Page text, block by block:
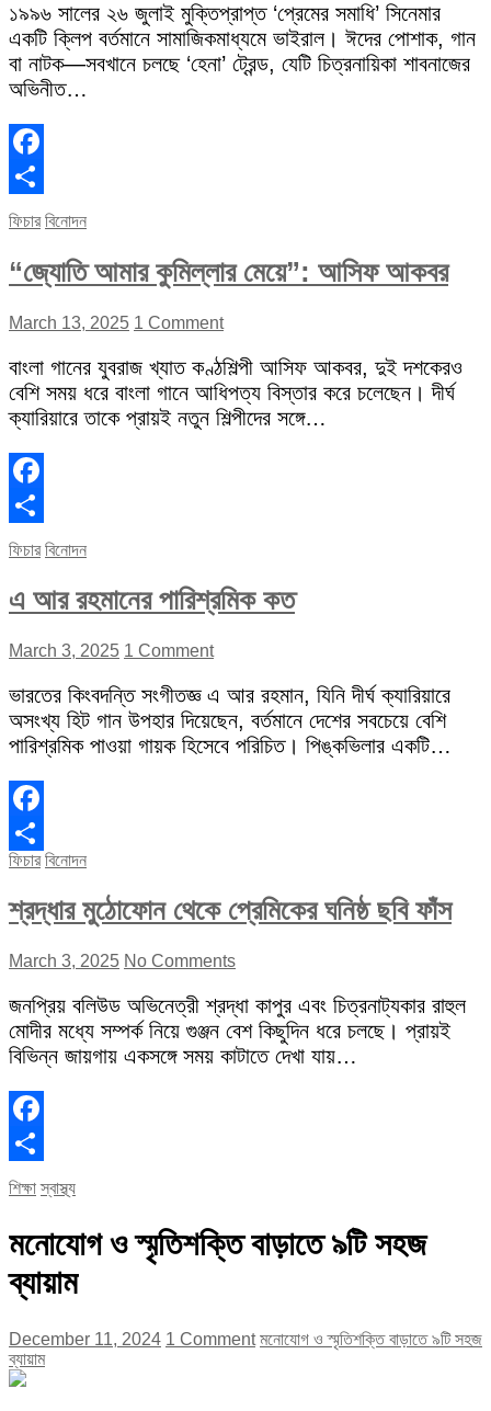
১৯৯৬ সালের ২৬ জুলাই মুক্তিপ্রাপ্ত ‘প্রেমের সমাধি’ সিনেমার
একটি ক্লিপ বর্তমানে সামাজিকমাধ্যমে ভাইরাল। ঈদের পোশাক, গান
বা নাটক—সবখানে চলছে ‘হেনা’ ট্রেন্ড, যেটি চিত্রনায়িকা শাবনাজের
অভিনীত…
Facebook
Share
ফিচার বিনোদন
“জ্যোতি আমার কুমিল্লার মেয়ে”: আসিফ আকবর
March 13, 2025 1 Comment
বাংলা গানের যুবরাজ খ্যাত কণ্ঠশিল্পী আসিফ আকবর, দুই দশকেরও
বেশি সময় ধরে বাংলা গানে আধিপত্য বিস্তার করে চলেছেন। দীর্ঘ
ক্যারিয়ারে তাকে প্রায়ই নতুন শিল্পীদের সঙ্গে…
Facebook
Share
ফিচার বিনোদন
এ আর রহমানের পারিশ্রমিক কত
March 3, 2025 1 Comment
ভারতের কিংবদন্তি সংগীতজ্ঞ এ আর রহমান, যিনি দীর্ঘ ক্যারিয়ারে
অসংখ্য হিট গান উপহার দিয়েছেন, বর্তমানে দেশের সবচেয়ে বেশি
পারিশ্রমিক পাওয়া গায়ক হিসেবে পরিচিত। পিঙ্কভিলার একটি…
Facebook
Share
ফিচার বিনোদন
শ্রদ্ধার মুঠোফোন থেকে প্রেমিকের ঘনিষ্ঠ ছবি ফাঁস
March 3, 2025 No Comments
জনপ্রিয় বলিউড অভিনেত্রী শ্রদ্ধা কাপুর এবং চিত্রনাট্যকার রাহুল
মোদীর মধ্যে সম্পর্ক নিয়ে গুঞ্জন বেশ কিছুদিন ধরে চলছে। প্রায়ই
বিভিন্ন জায়গায় একসঙ্গে সময় কাটাতে দেখা যায়…
Facebook
Share
শিক্ষা স্বাস্থ্য
মনোযোগ ও স্মৃতিশক্তি বাড়াতে ৯টি সহজ
ব্যায়াম
December 11, 2024 1 Comment মনোযোগ ও স্মৃতিশক্তি বাড়াতে ৯টি সহজ
ব্যায়াম